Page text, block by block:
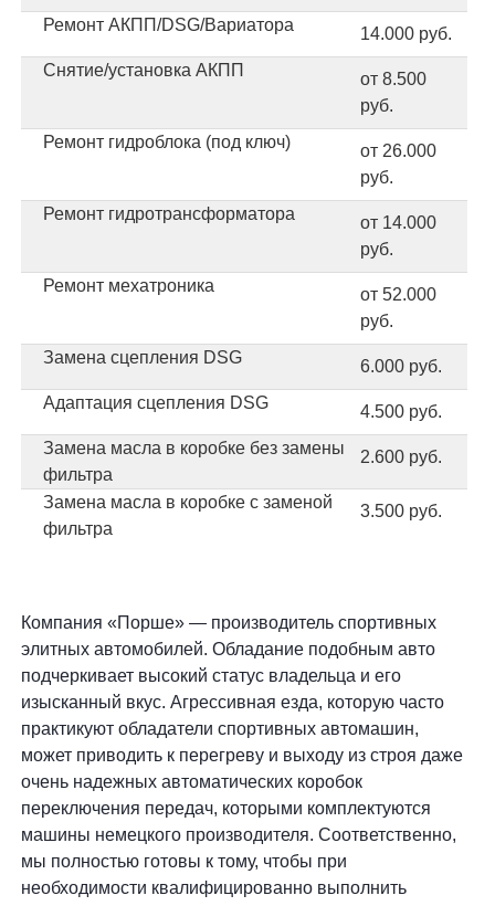
Ремонт АКПП/DSG/Вариатора
14.000 руб.
Снятие/установка АКПП
от 8.500
руб.
Ремонт гидроблока (под ключ)
от 26.000
руб.
Ремонт гидротрансформатора
от 14.000
руб.
Ремонт мехатроника
от 52.000
руб.
Замена сцепления DSG
6.000 руб.
Адаптация сцепления DSG
4.500 руб.
Замена масла в коробке без замены
фильтра
2.600 руб.
Замена масла в коробке с заменой
фильтра
3.500 руб.
Компания «Порше» — производитель спортивных
элитных автомобилей. Обладание подобным авто
подчеркивает высокий статус владельца и его
изысканный вкус. Агрессивная езда, которую часто
практикуют обладатели спортивных автомашин,
может приводить к перегреву и выходу из строя даже
очень надежных автоматических коробок
переключения передач, которыми комплектуются
машины немецкого производителя. Соответственно,
мы полностью готовы к тому, чтобы при
необходимости квалифицированно выполнить